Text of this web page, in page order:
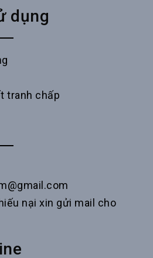
dụng
tranh chấp
nại xin gửi mail cho